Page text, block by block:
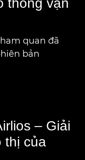
thông vận
quan đã
bản
– Giải
thị của